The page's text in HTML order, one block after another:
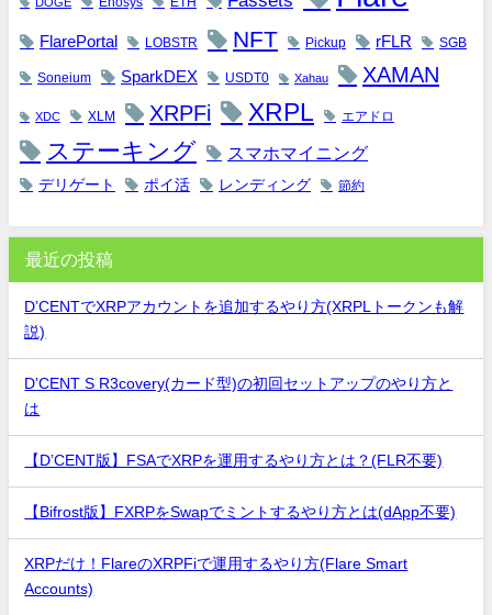
DOGE
FlarePortal LOBSTR NFT Pickup rFLR SGB
Soneium SparkDEX USDT0 Xahau XAMAN
XDC XLM XRPFi XRPL エアドロ
ステーキング スマホマイニング
デリゲート ポイ活 レンディング 節約
最近の投稿
D’CENTでXRPアカウントを追加するやり方(XRPLトークンも解
説)
D’CENT S R3covery(カード型)の初回セットアップのやり方と
は
【D’CENT版】FSAでXRPを運用するやり方とは？(FLR不要)
【Bifrost版】FXRPをSwapでミントするやり方とは(dApp不要)
XRPだけ！FlareのXRPFiで運用するやり方(Flare Smart
Accounts)